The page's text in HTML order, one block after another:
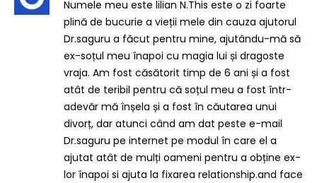
Numele meu este lilian N.This este o zi foarte
plină de bucurie a vieții mele din cauza ajutorul
Dr.saguru a făcut pentru mine, ajutându-mă să
ex-soțul meu înapoi cu magia lui și dragoste
vraja. Am fost căsătorit timp de 6 ani și a fost
atât de teribil pentru că soțul meu a fost într-
adevăr mă înșela și a fost în căutarea unui
divorț, dar atunci când am dat peste e-mail
Dr.saguru pe internet pe modul în care el a
ajutat atât de mulți oameni pentru a obține ex-
lor înapoi si ajuta la fixarea relationship.and face